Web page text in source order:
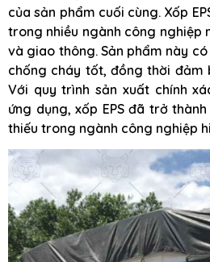
của sản phẩm cuối cùng. Xốp
trong nhiều ngành công nghiệp
và giao thông. Sản phẩm này
chống cháy tốt, đồng thời đảm
Với quy trình sản xuất chính
ứng dụng, xốp EPS đã trở
thiếu trong ngành công nghiệp